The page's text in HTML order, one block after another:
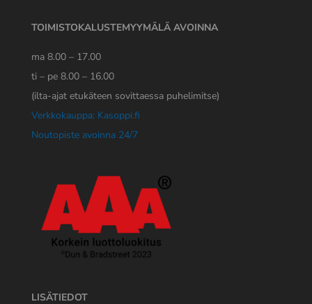
TOIMISTOKALUSTEMYYMÄLÄ AVOINNA
ma 8.00 – 17.00
ti – pe 8.00 – 16.00
(ilta-ajat etukäteen sovittaessa puhelimitse)
Verkkokauppa: Kasoppi.fi
Noutopiste avoinna 24/7
LISÄTIEDOT